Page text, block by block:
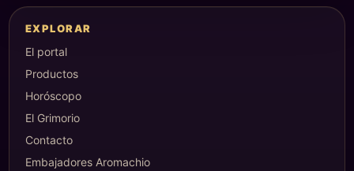
EXPLORAR
El portal
Productos
Horóscopo
El Grimorio
Contacto
Embajadores Aromachio